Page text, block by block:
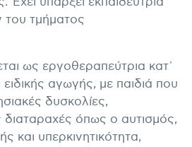
του τμήματος
ως εργοθεραπεύτρια κατ᾽
αγωγής, με παιδιά που
δυσκολίες,
διαταραχές όπως ο αυτισμός,
και υπερκινητικότητα,